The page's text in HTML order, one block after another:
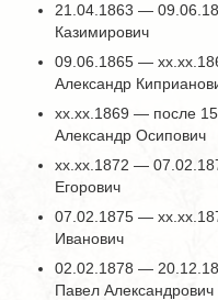
21.04.1863 —
Казимирович
09.06.1865 —
Александр
хх.хх.1869 — после
Александр Осипович
хх.хх.1872 —
Егорович
07.02.1875 —
Иванович
02.02.1878 —
Павел Александрович